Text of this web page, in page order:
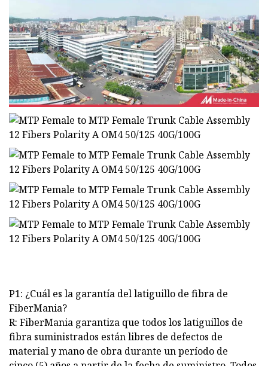
P1: ¿Cuál es la garantía del latiguillo de fibra de
FiberMania?
R: FiberMania garantiza que todos los latiguillos de
fibra suministrados están libres de defectos de
material y mano de obra durante un período de